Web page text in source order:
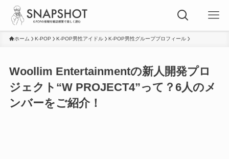
ホーム K-POP K-POP男性アイドル K-POP男性グループプロフィール
Woollim Entertainmentの新人開発プロ
ジェクト“W PROJECT4”って？6人のメ
ンバーをご紹介！